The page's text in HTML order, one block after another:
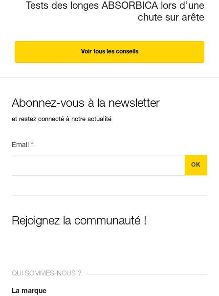
Tests des longes ABSORBICA lors d’une
chute sur arête
Voir tous les conseils
Abonnez-vous à la newsletter
et restez connecté à notre actualité
Email *
Rejoignez la communauté !
QUI SOMMES-NOUS ?
La marque